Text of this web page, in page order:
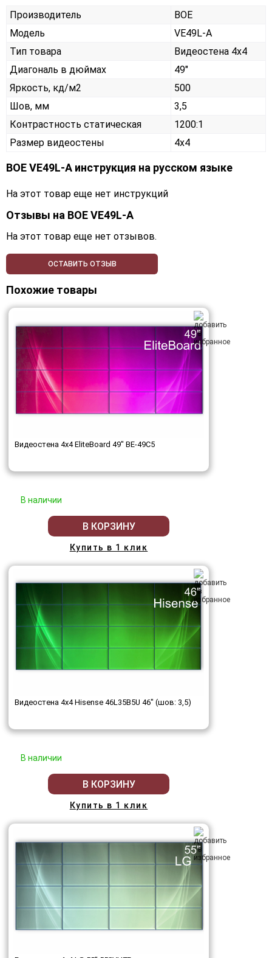
Производитель
BOE
Модель
VE49L-A
Тип товара
Видеостена 4х4
Диагональ в дюймах
49"
Яркость, кд/м2
500
Шов, мм
3,5
Контрастность статическая
1200:1
Размер видеостены
4x4
BOE VE49L-A инструкция на русском языке
На этот товар еще нет инструкций
Отзывы на BOE VE49L-A
На этот товар еще нет отзывов.
ОСТАВИТЬ ОТЗЫВ
Похожие товары
Видеостена 4x4 EliteBoard 49" BE-49C5
В наличии
В КОРЗИНУ
Купить в 1 клик
Видеостена 4x4 Hisense 46L35B5U 46" (шов: 3,5)
В наличии
В КОРЗИНУ
Купить в 1 клик